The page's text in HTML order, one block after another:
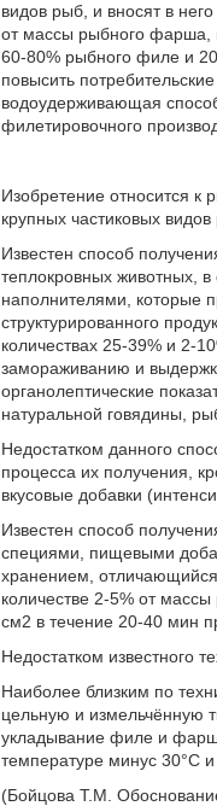
видов рыб, и вносят в
от массы рыбного фарша,
60-80% рыбного филе и
повысить
водоудерживающая
филетировочного
Изобретение относится к
крупных частиковых
Известен способ
теплокровных животных,
наполнителями, которые
структурированного
количествах 25-39% и 2-
замораживанию и
органолептические
натуральной говядины,
Недостатком данного
процесса их получения,
вкусовые добавки
Известен способ
специями, пищевыми
хранением,
количестве 2-5% от
см2 в течение 20-40 мин
Недостатком известного
Наиболее близким по
цельную и измельчённую
укладывание филе и
температуре минус 30°С
(Бойцова Т.М.